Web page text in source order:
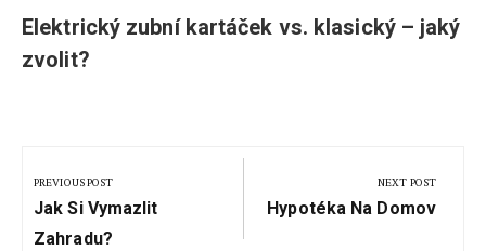
Elektrický zubní kartáček vs. klasický – jaký
zvolit?
pro
příspěvek
PREVIOUS POST
Previous
Post:
Jak Si Vymazlit
Zahradu?
NEXT POST
Next
Hypotéka Na Domov